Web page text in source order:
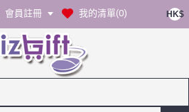
HK$
會員註冊 我的清單(0)